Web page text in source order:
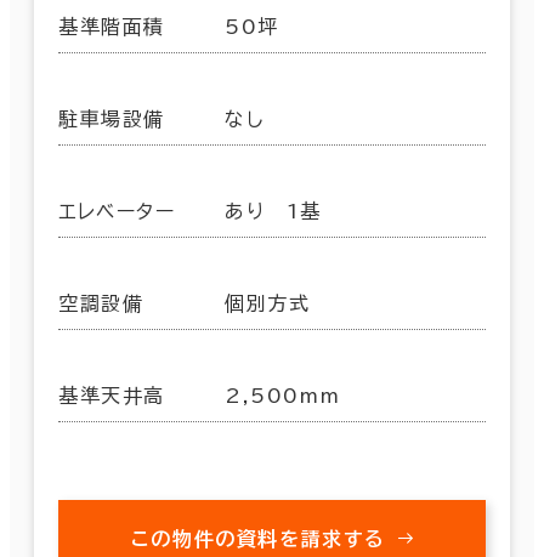
基準階面積 50坪
駐車場設備 なし
エレベーター あり 1基
空調設備 個別方式
基準天井高 2,500mm
この物件の資料を請求する